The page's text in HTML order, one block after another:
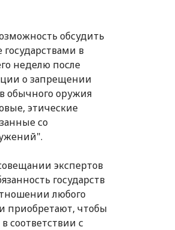
обсудить
в
неделю после
о запрещении
обычного оружия
этические
со
экспертов
государств
любого
приобретают, чтобы
соответствии с